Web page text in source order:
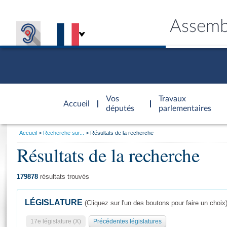
Accueil
d'accueil
Vos
députés
Travaux
parlementaires
Général
Vous
Accueil Recherche sur... Résultats de la recherche
Résultats de la recherche
179878 résultats trouvés
LÉGISLATURE (Cliquez sur l'un des boutons pour faire un choix)
17e législature (X) Précédentes législatures